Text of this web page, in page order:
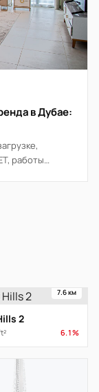
в Дубае:
работы
7.6 км
2
6.1%